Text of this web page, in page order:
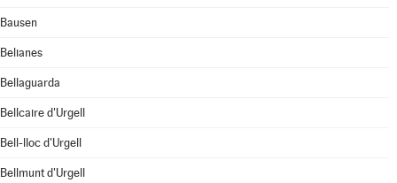
Bausen
Belianes
Bellaguarda
Bellcaire d'Urgell
Bell-lloc d'Urgell
Bellmunt d'Urgell